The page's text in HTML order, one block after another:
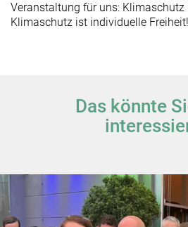
Veranstaltung für uns: Klimaschutz
Klimaschutz ist individuelle Freiheit!
Das könnte